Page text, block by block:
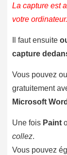
La capture est
votre ordinateur.
Il faut ensuite
capture
Vous pouvez
gratuitement
Microsoft Word
Une fois Paint
collez.
Vous pouvez